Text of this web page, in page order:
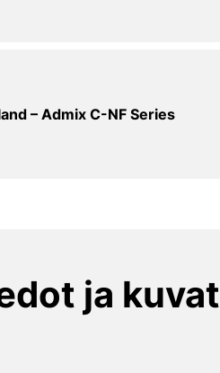
– Admix C-NF Series
ja kuvat